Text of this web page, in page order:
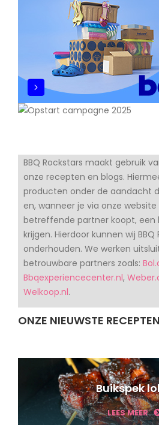
BBQ Rockstars maakt gebruik
onze recepten en blogs.
producten onder de aandacht
en, wanneer je via onze
betreffende partner koopt, een
krijgen. Hierdoor kunnen wij BBQ
onderhouden. We werken
betrouwbare partners zoals:
Bbqexperiencecenter.nl,
Welkoop.nl.
ONZE NIEUWSTE
Buikspek
LEES MEER